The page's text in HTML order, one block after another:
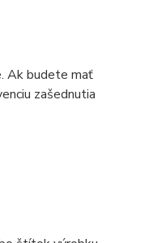
Ak budete mať
zašednutia